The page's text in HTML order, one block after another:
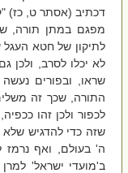
דכתיב (אסתר ט, כז)
מפגם במתן תורה,
לתיקון של חטא
לא יכלו לסרב, ולכן
שראו, ובפורים
התורה, שכך זה
לכפור ולכן זהו
שזה כדי להדגיש שלא
ה' בעולם, ואף
ב'מועדי ישראל'